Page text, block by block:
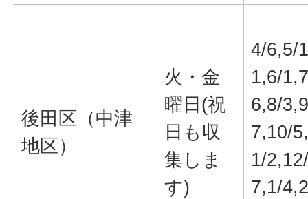
後田区（中津
地区）
火・金
曜日(祝
日も収
集しま
す)
4/6,5/1
1,6/
6,8/
7,10/
1/2,12/
7,1/